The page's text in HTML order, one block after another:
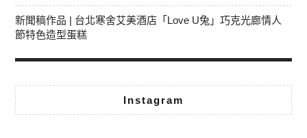
新聞稿作品 | 台北寒舍艾美酒店「Love U兔」巧克光廊情人
節特色造型蛋糕
Instagram